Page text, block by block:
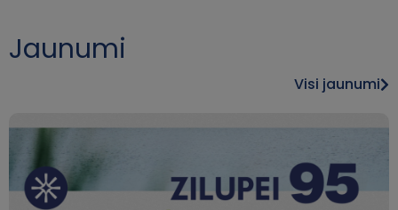
Jaunumi
Visi jaunumi